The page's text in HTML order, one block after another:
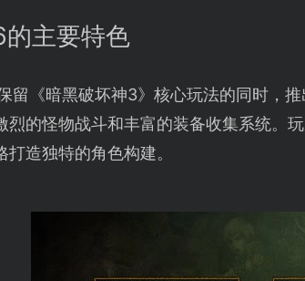
主要特色
留《暗黑破坏神3》核心玩法的同时，
烈的怪物战斗和丰富的装备收集系统。
打造独特的角色构建。